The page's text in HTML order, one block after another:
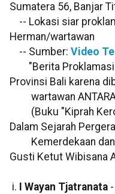
Sumatera 56, Banjar
-- Lokasi siar
Herman/wartawan
-- Sumber: Video
"Berita Proklamasi
Provinsi Bali karena
wartawan ANTARA
(Buku "Kiprah
Dalam Sejarah
Kemerdekaan dan
Gusti Ketut Wibisana
i. I Wayan Tjatranata -